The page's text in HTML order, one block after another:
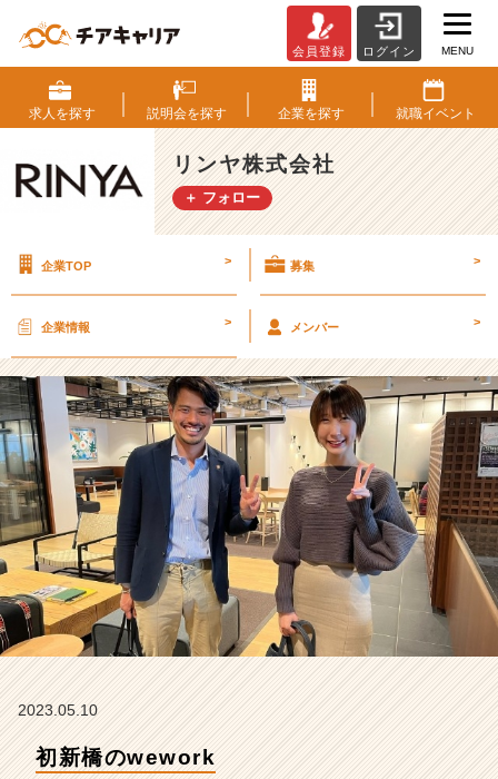
新
橋
の
w
e
w
【リ
株
式
会
社
の
タ
イ
ム
ラ
イ
ン】
|
ベ
成
会員登録 ログイン MENU
求人を探す 説明会を探す 企業を探す 就職イベント
リンヤ株式会社
＋ フォロー
企業TOP > 募集 >
企業情報 > メンバー >
2023.05.10
初新橋のwework